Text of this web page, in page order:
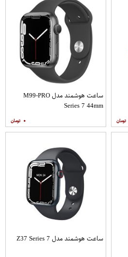
ساعت هوشمند مدل M99-PRO
Series 7 44mm
۰
ساعت هوشمند مدل Z37 Series 7